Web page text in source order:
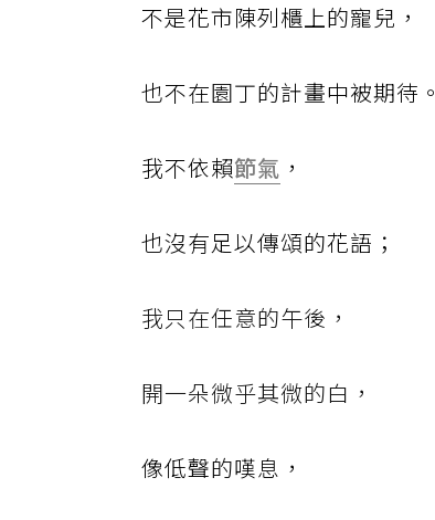
不是花市陳列櫃上的寵兒，
也不在園丁的計畫中被期待。
我不依賴節氣 ，
也沒有足以傳頌的花語；
我只在任意的午後，
開一朵微乎其微的白，
像低聲的嘆息，